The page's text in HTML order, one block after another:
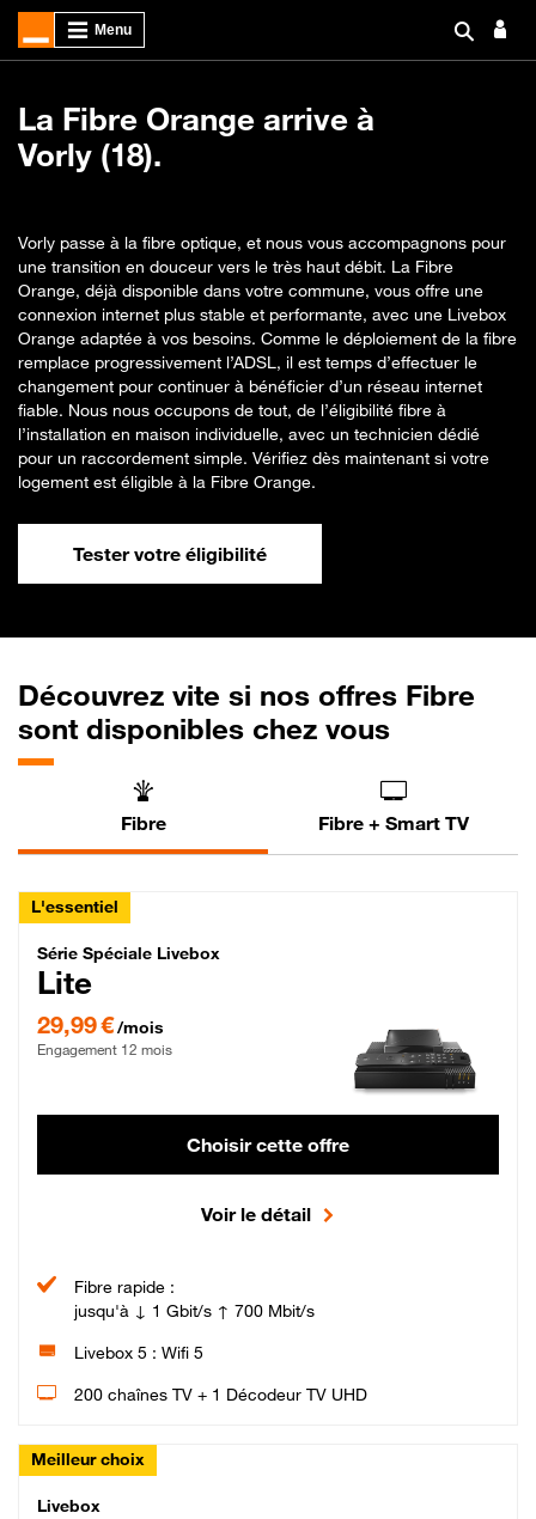
La Fibre Orange arrive à
Vorly (18).
Vorly passe à la fibre optique, et nous vous accompagnons pour
une transition en douceur vers le très haut débit. La Fibre
Orange, déjà disponible dans votre commune, vous offre une
connexion internet plus stable et performante, avec une Livebox
Orange adaptée à vos besoins. Comme le déploiement de la fibre
remplace progressivement l’ADSL, il est temps d’effectuer le
changement pour continuer à bénéficier d’un réseau internet
fiable. Nous nous occupons de tout, de l’éligibilité fibre à
l’installation en maison individuelle, avec un technicien dédié
pour un raccordement simple. Vérifiez dès maintenant si votre
logement est éligible à la Fibre Orange.
Tester votre éligibilité
Découvrez vite si nos offres Fibre
sont disponibles chez vous
Fibre Fibre + Smart TV
L'essentiel
Série Spéciale Livebox Lite Fibre
Série Spéciale Livebox
Lite
29,99 €/mois
Engagement 12 mois
Choisir cette offre
Voir le détail
Fibre rapide :
jusqu'à ↓ 1 Gbit/s ↑ 700 Mbit/s
Livebox 5 : Wifi 5
200 chaînes TV + 1 Décodeur TV UHD
Meilleur choix
Livebox Classic Fibre
Livebox